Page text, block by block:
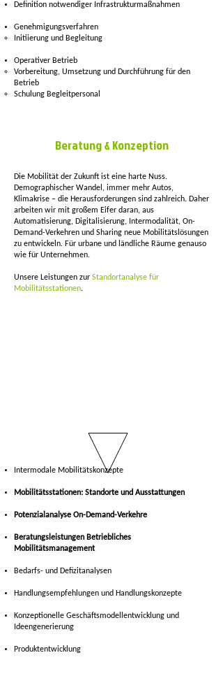
Definition notwendiger Infrastrukturmaßnahmen
Genehmigungsverfahren
Initiierung und Begleitung
Operativer Betrieb
Vorbereitung, Umsetzung und Durchführung für den
Betrieb
Schulung Begleitpersonal
Beratung & Konzeption
Die Mobilität der Zukunft ist eine harte Nuss.
Demographischer Wandel, immer mehr Autos,
Klimakrise – die Herausforderungen sind zahlreich. Daher
arbeiten wir mit großem Eifer daran, aus
Automatisierung, Digitalisierung, Intermodalität, On-
Demand-Verkehren und Sharing neue Mobilitätslösungen
zu entwickeln. Für urbane und ländliche Räume genauso
wie für Unternehmen.
Unsere Leistungen zur Standortanalyse für
Mobilitätsstationen.
Intermodale Mobilitätskonzepte
Mobilitätsstationen: Standorte und Ausstattungen
Potenzialanalyse On-Demand-Verkehre
Beratungsleistungen Betriebliches
Mobilitätsmanagement
Bedarfs- und Defizitanalysen
Handlungsempfehlungen und Handlungskonzepte
Konzeptionelle Geschäftsmodellentwicklung und
Ideengenerierung
Produktentwicklung